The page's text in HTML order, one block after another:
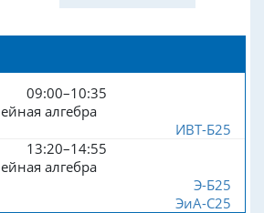
09:00–10:35
алгебра
ИВТ-Б25
13:20–14:55
алгебра
Э-Б25
ЭиА-С25